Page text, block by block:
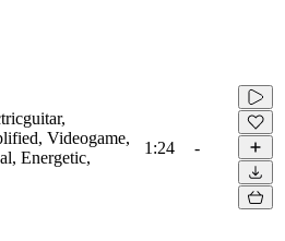
Videogame,
Energetic,
1:24 -